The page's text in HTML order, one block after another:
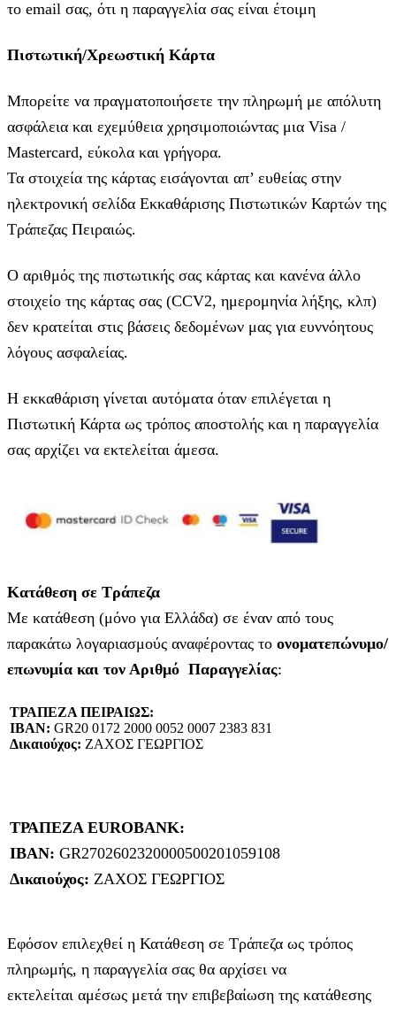
το email σας, ότι η παραγγελία σας είναι έτοιμη
Πιστωτική/Χρεωστική Κάρτα
Μπορείτε να πραγματοποιήσετε την πληρωμή με απόλυτη
ασφάλεια και εχεμύθεια χρησιμοποιώντας μια Visa /
Mastercard, εύκολα και γρήγορα.
Τα στοιχεία της κάρτας εισάγoνται απ’ ευθείας στην
ηλεκτρονική σελίδα Εκκαθάρισης Πιστωτικών Καρτών της
Τράπεζας Πειραιώς.
Ο αριθμός της πιστωτικής σας κάρτας και κανένα άλλο
στοιχείο της κάρτας σας (CCV2, ημερομηνία λήξης, κλπ)
δεν κρατείται στις βάσεις δεδομένων μας για ευννόητους
λόγους ασφαλείας.
Η εκκαθάριση γίνεται αυτόματα όταν επιλέγεται η
Πιστωτική Κάρτα ως τρόπος αποστολής και η παραγγελία
σας αρχίζει να εκτελείται άμεσα.
Κατάθεση σε Τράπεζα
Με κατάθεση (μόνο για Ελλάδα) σε έναν από τους
παρακάτω λογαριασμούς αναφέροντας το ονοματεπώνυμο/
επωνυμία και τον Αριθμό Παραγγελίας:
ΤΡΑΠΕΖΑ ΠΕΙΡΑΙΩΣ:
IBAN: GR20 0172 2000 0052 0007 2383 831
Δικαιούχος: ΖΑΧΟΣ ΓΕΩΡΓΙΟΣ
ΤΡΑΠΕΖΑ EUROBANK:
IBAN: GR2702602320000500201059108
Δικαιούχος: ΖΑΧΟΣ ΓΕΩΡΓΙΟΣ
Εφόσον επιλεχθεί η Κατάθεση σε Τράπεζα ως τρόπος
πληρωμής, η παραγγελία σας θα αρχίσει να
εκτελείται αμέσως μετά την επιβεβαίωση της κατάθεσης